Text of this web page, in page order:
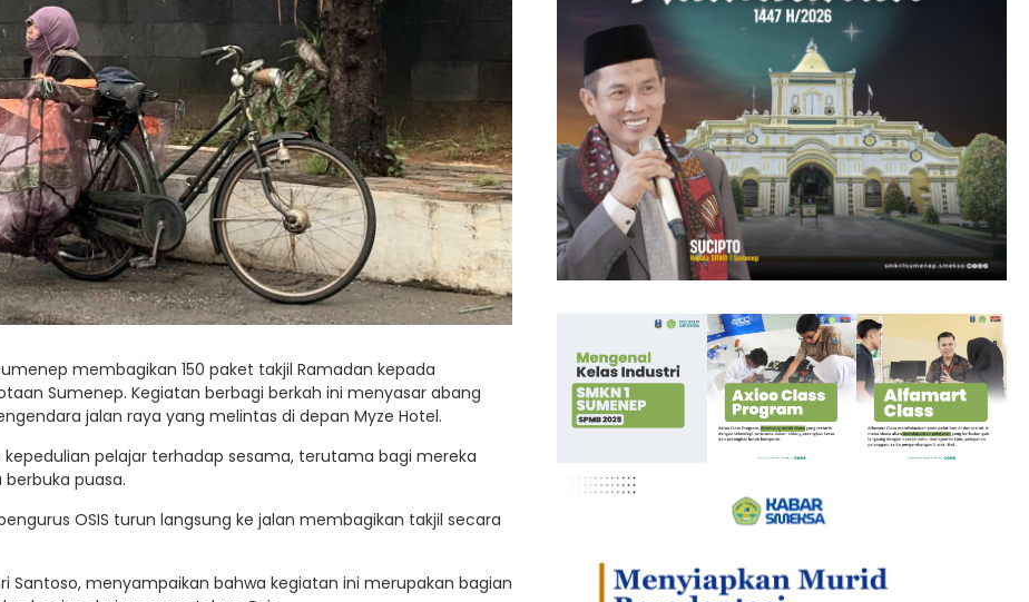
membagikan 150 paket takjil Ramadan kepada
Sumenep. Kegiatan berbagi berkah ini menyasar abang
jalan raya yang melintas di depan Myze Hotel.
pelajar terhadap sesama, terutama bagi mereka
puasa.
OSIS turun langsung ke jalan membagikan takjil secara
Santoso, menyampaikan bahwa kegiatan ini merupakan bagian